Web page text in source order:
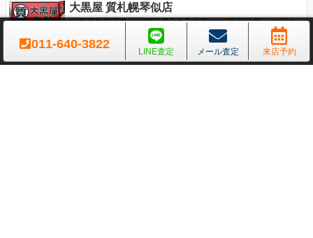
大黒屋 質札幌琴似店
北海道札幌市西区琴似二条5-1-3 北幸ビル1F D区画[→地図を
011-640-3822
店舗ページへ
011-640-3822
LINE査定 メール査定 来店予約